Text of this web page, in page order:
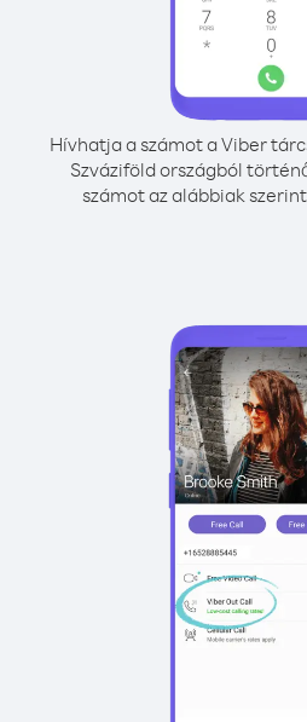
Hívhatja a számot a Viber
Szváziföld országból
számot az alábbiak